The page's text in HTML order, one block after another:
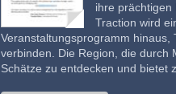
ihre
Traction wird
Veranstaltungsprogramm
verbinden. Die Region, die durch
Schätze zu entdecken und bietet